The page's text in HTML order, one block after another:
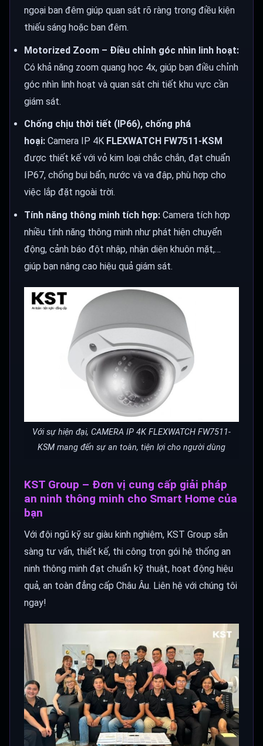
ngoại ban đêm giúp quan sát rõ ràng trong điều kiện
thiếu sáng hoặc ban đêm.
Motorized Zoom – Điều chỉnh góc nhìn linh hoạt:
Có khả năng zoom quang học 4x, giúp bạn điều chỉnh
góc nhìn linh hoạt và quan sát chi tiết khu vực cần
giám sát.
Chống chịu thời tiết (IP66), chống phá
hoại: Camera IP 4K FLEXWATCH FW7511-KSM
được thiết kế với vỏ kim loại chắc chắn, đạt chuẩn
IP67, chống bụi bẩn, nước và va đập, phù hợp cho
việc lắp đặt ngoài trời.
Tính năng thông minh tích hợp: Camera tích hợp
nhiều tính năng thông minh như phát hiện chuyển
động, cảnh báo đột nhập, nhận diện khuôn mặt,…
giúp bạn nâng cao hiệu quả giám sát.
Với sự hiện đại, CAMERA IP 4K FLEXWATCH FW7511-
KSM mang đến sự an toàn, tiện lợi cho người dùng
KST Group – Đơn vị cung cấp giải pháp
an ninh thông minh cho Smart Home của
bạn
Với đội ngũ kỹ sư giàu kinh nghiệm, KST Group sẵn
sàng tư vấn, thiết kế, thi công trọn gói hệ thống an
ninh thông minh đạt chuẩn kỹ thuật, hoạt động hiệu
quả, an toàn đẳng cấp Châu Âu. Liên hệ với chúng tôi
ngay!